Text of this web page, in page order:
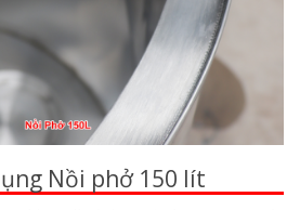
Nồi phở 150 lít